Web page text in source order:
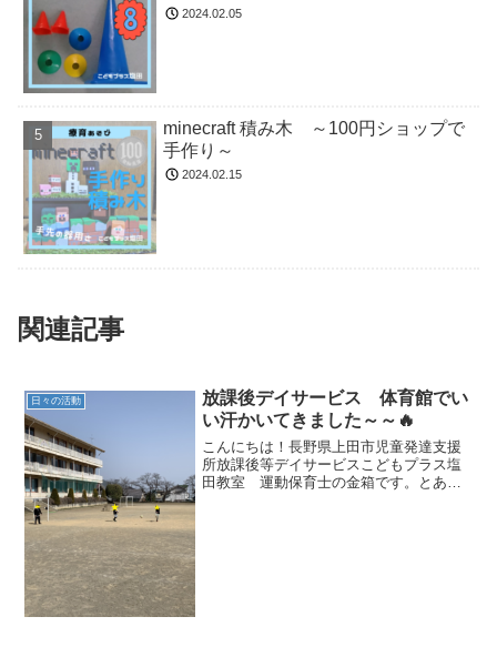
2024.02.05
minecraft 積み木 ～100円ショップで
手作り～
2024.02.15
関連記事
日々の活動
放課後デイサービス 体育館でい
い汗かいてきました～～🔥
こんにちは！長野県上田市児童発達支援
所放課後等デイサービスこどもプラス塩
田教室 運動保育士の金箱です。とある